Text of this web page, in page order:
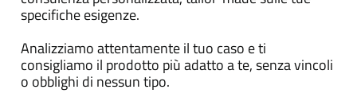
specifiche esigenze.
Analizziamo attentamente il tuo caso e ti
consigliamo il prodotto più adatto a te, senza vincoli
o obblighi di nessun tipo.